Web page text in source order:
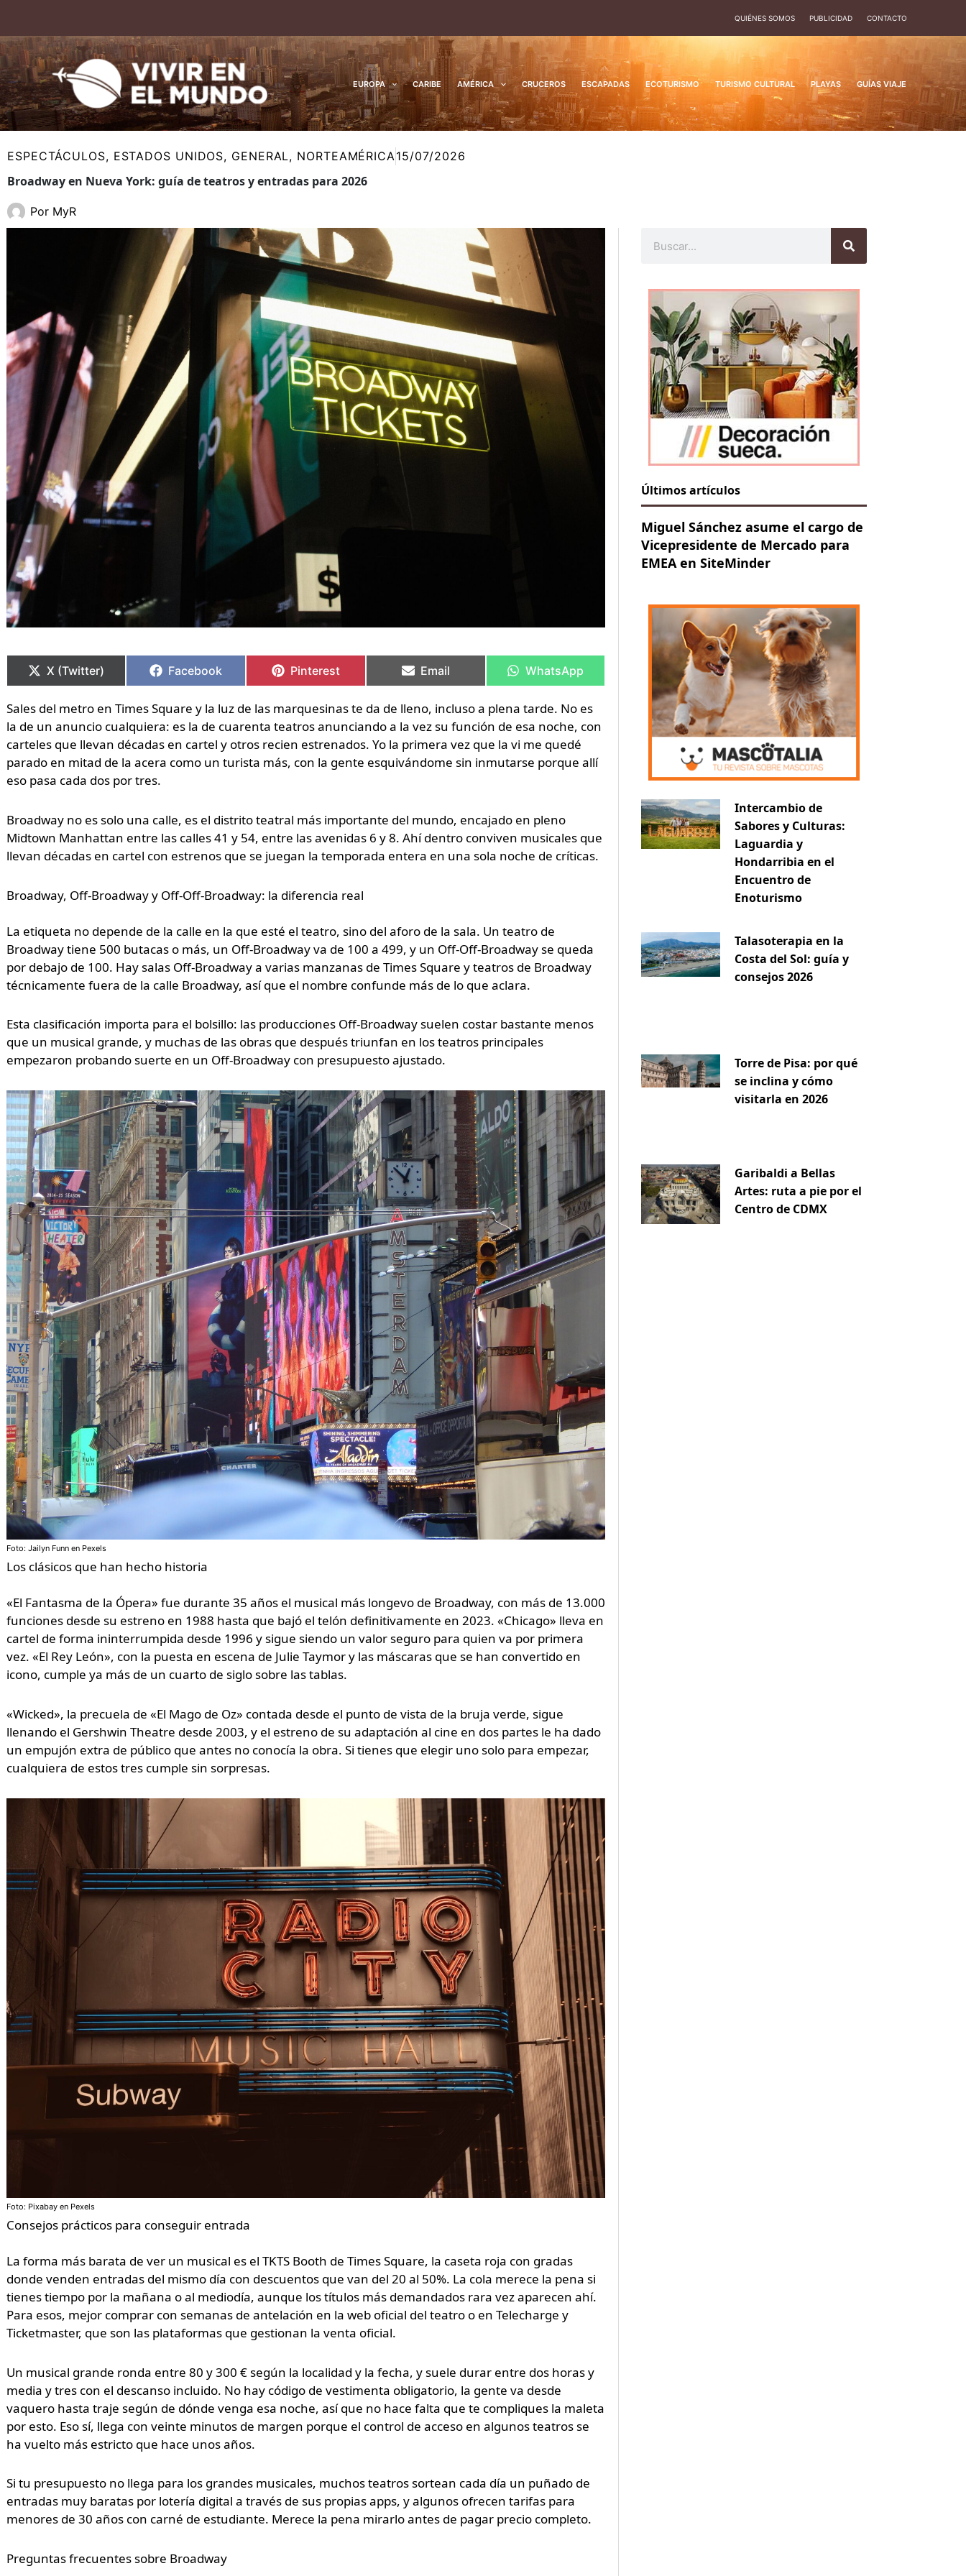
contenido
QUIÉNES SOMOS PUBLICIDAD CONTACTO
EUROPA CARIBE AMÉRICA CRUCEROS ESCAPADAS ECOTURISMO TURISMO CULTURAL PLAYAS GUÍAS VIAJE
ESPECTÁCULOS, ESTADOS UNIDOS, GENERAL, NORTEAMÉRICA15/07/2026
Broadway en Nueva York: guía de teatros y entradas para 2026
Por MyR
en
X (Twitter)
en
Facebook
en
Pinterest
en
Email
en
WhatsApp
Sales del metro en Times Square y la luz de las marquesinas te da de lleno, incluso a plena tarde. No es
la de un anuncio cualquiera: es la de cuarenta teatros anunciando a la vez su función de esa noche, con
carteles que llevan décadas en cartel y otros recien estrenados. Yo la primera vez que la vi me quedé
parado en mitad de la acera como un turista más, con la gente esquivándome sin inmutarse porque allí
eso pasa cada dos por tres.
Broadway no es solo una calle, es el distrito teatral más importante del mundo, encajado en pleno
Midtown Manhattan entre las calles 41 y 54, entre las avenidas 6 y 8. Ahí dentro conviven musicales que
llevan décadas en cartel con estrenos que se juegan la temporada entera en una sola noche de críticas.
Broadway, Off-Broadway y Off-Off-Broadway: la diferencia real
La etiqueta no depende de la calle en la que esté el teatro, sino del aforo de la sala. Un teatro de
Broadway tiene 500 butacas o más, un Off-Broadway va de 100 a 499, y un Off-Off-Broadway se queda
por debajo de 100. Hay salas Off-Broadway a varias manzanas de Times Square y teatros de Broadway
técnicamente fuera de la calle Broadway, así que el nombre confunde más de lo que aclara.
Esta clasificación importa para el bolsillo: las producciones Off-Broadway suelen costar bastante menos
que un musical grande, y muchas de las obras que después triunfan en los teatros principales
empezaron probando suerte en un Off-Broadway con presupuesto ajustado.
Foto: Jailyn Funn en Pexels
Los clásicos que han hecho historia
«El Fantasma de la Ópera» fue durante 35 años el musical más longevo de Broadway, con más de 13.000
funciones desde su estreno en 1988 hasta que bajó el telón definitivamente en 2023. «Chicago» lleva en
cartel de forma ininterrumpida desde 1996 y sigue siendo un valor seguro para quien va por primera
vez. «El Rey León», con la puesta en escena de Julie Taymor y las máscaras que se han convertido en
icono, cumple ya más de un cuarto de siglo sobre las tablas.
«Wicked», la precuela de «El Mago de Oz» contada desde el punto de vista de la bruja verde, sigue
llenando el Gershwin Theatre desde 2003, y el estreno de su adaptación al cine en dos partes le ha dado
un empujón extra de público que antes no conocía la obra. Si tienes que elegir uno solo para empezar,
cualquiera de estos tres cumple sin sorpresas.
Foto: Pixabay en Pexels
Consejos prácticos para conseguir entrada
La forma más barata de ver un musical es el TKTS Booth de Times Square, la caseta roja con gradas
donde venden entradas del mismo día con descuentos que van del 20 al 50%. La cola merece la pena si
tienes tiempo por la mañana o al mediodía, aunque los títulos más demandados rara vez aparecen ahí.
Para esos, mejor comprar con semanas de antelación en la web oficial del teatro o en Telecharge y
Ticketmaster, que son las plataformas que gestionan la venta oficial.
Un musical grande ronda entre 80 y 300 € según la localidad y la fecha, y suele durar entre dos horas y
media y tres con el descanso incluido. No hay código de vestimenta obligatorio, la gente va desde
vaquero hasta traje según de dónde venga esa noche, así que no hace falta que te compliques la maleta
por esto. Eso sí, llega con veinte minutos de margen porque el control de acceso en algunos teatros se
ha vuelto más estricto que hace unos años.
Si tu presupuesto no llega para los grandes musicales, muchos teatros sortean cada día un puñado de
entradas muy baratas por lotería digital a través de sus propias apps, y algunos ofrecen tarifas para
menores de 30 años con carné de estudiante. Merece la pena mirarlo antes de pagar precio completo.
Preguntas frecuentes sobre Broadway
en
en
en
en
en
Últimos artículos
Miguel Sánchez asume el cargo de
Vicepresidente de Mercado para
EMEA en SiteMinder
Intercambio de
Sabores y Culturas:
Laguardia y
Hondarribia en el
Encuentro de
Enoturismo
Talasoterapia en la
Costa del Sol: guía y
consejos 2026
Torre de Pisa: por qué
se inclina y cómo
visitarla en 2026
Garibaldi a Bellas
Artes: ruta a pie por el
Centro de CDMX